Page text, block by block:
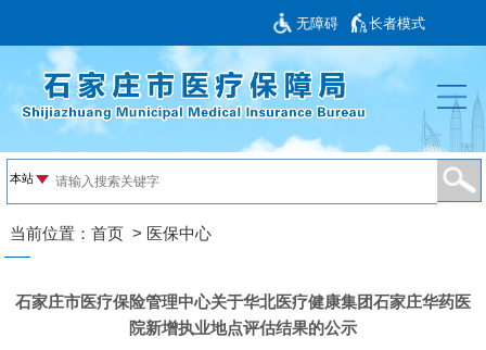
无障碍 长者模式
当前位置： 首页> 医保中心
石家庄市医疗保险管理中心关于华北医疗健康集团石家庄华药医
院新增执业地点评估结果的公示